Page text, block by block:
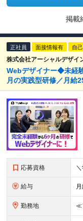
掲載
正社員 面接情報有 自
株式会社アーシャルデザイ
Webデザイナー◆未経
月の実践型研修／月給
応募資格
給与
勤務地